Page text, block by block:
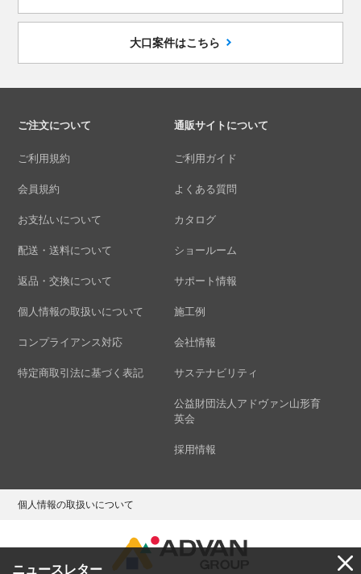
ニュースレター
大口案件はこちら
ご注文について
ご利用規約
会員規約
お支払いについて
配送・送料について
返品・交換について
個人情報の取扱いについて
コンプライアンス対応
特定商取引法に基づく表記
通販サイトについて
ご利用ガイド
よくある質問
カタログ
ショールーム
サポート情報
施工例
会社情報
サステナビリティ
公益財団法人アドヴァン山形育
英会
採用情報
個人情報の取扱いについて